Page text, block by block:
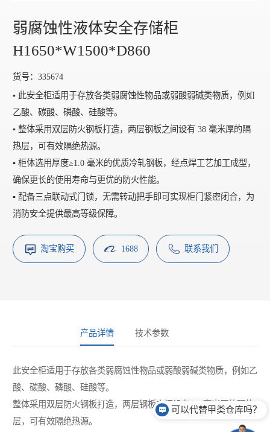
弱腐蚀性液体安全存储柜
H1650*W1500*D860
货号：335674
▪️ 此安全柜适用于存放各类弱腐蚀性物品或弱酸弱碱类物质，例如
乙酸、碳酸、磷酸、硅酸等。
▪️ 整体采用双层防火钢板打造，两层钢板之间设有 38 毫米厚的隔
热层，可有效隔绝热源。
▪️ 柜体选用厚度≥1.0 毫米的优质冷轧钢板，经点焊工艺加工成型，
确保更长的使用寿命与更优的防火性能。
▪️ 配备三点联动式门锁，无需转动把手即可实现柜门紧密闭合，为
消防安全提供最高等级保障。
淘宝购买 1688 联系我们
产品详情 技术参数
此安全柜适用于存放各类弱腐蚀性物品或弱酸弱碱类物质，例如乙
酸、碳酸、磷酸、硅酸等。
整体采用双层防火钢板打造，两层钢板之间设有 38 毫米厚的隔热
层，可有效隔绝热源。
可以代替甲类仓库吗？